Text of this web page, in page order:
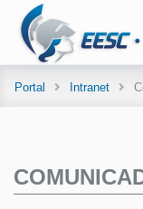
Portal Intranet